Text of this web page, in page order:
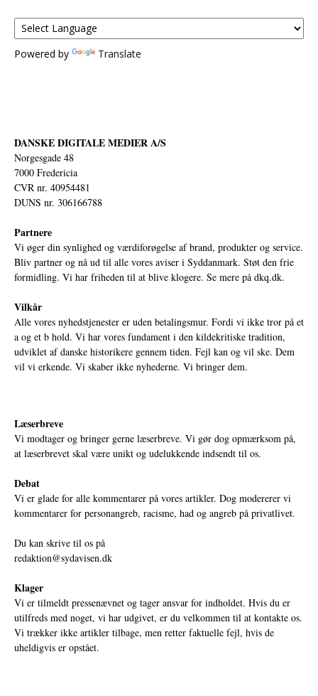
Powered by Translate
DANSKE DIGITALE MEDIER A/S
Norgesgade 48
7000 Fredericia
CVR nr. 40954481
DUNS nr. 306166788
Partnere
Vi øger din synlighed og værdiforøgelse af brand, produkter og service.
Bliv partner og nå ud til alle vores aviser i Syddanmark. Støt den frie
formidling. Vi har friheden til at blive klogere. Se mere på dkq.dk.
Vilkår
Alle vores nyhedstjenester er uden betalingsmur. Fordi vi ikke tror på et
a og et b hold. Vi har vores fundament i den kildekritiske tradition,
udviklet af danske historikere gennem tiden. Fejl kan og vil ske. Dem
vil vi erkende. Vi skaber ikke nyhederne. Vi bringer dem.
Læserbreve
Vi modtager og bringer gerne læserbreve. Vi gør dog opmærksom på,
at læserbrevet skal være unikt og udelukkende indsendt til os.
Debat
Vi er glade for alle kommentarer på vores artikler. Dog modererer vi
kommentarer for personangreb, racisme, had og angreb på privatlivet.
Du kan skrive til os på
redaktion@sydavisen.dk
Klager
Vi er tilmeldt pressenævnet og tager ansvar for indholdet. Hvis du er
utilfreds med noget, vi har udgivet, er du velkommen til at kontakte os.
Vi trækker ikke artikler tilbage, men retter faktuelle fejl, hvis de
uheldigvis er opstået.